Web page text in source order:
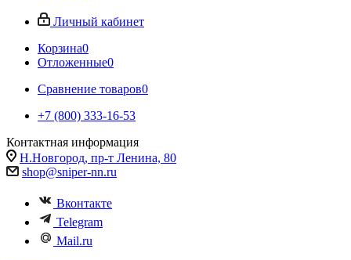
Личный кабинет
Корзина0
Отложенные0
Сравнение товаров0
+7 (800) 333-16-53
Контактная информация
Н.Новгород, пр-т Ленина, 80
shop@sniper-nn.ru
Вконтакте
Telegram
Mail.ru